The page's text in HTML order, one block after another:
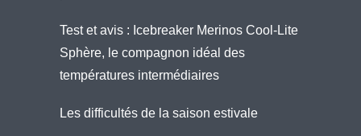
Test et avis : Icebreaker Merinos Cool-Lite
Sphère, le compagnon idéal des
températures intermédiaires
Les difficultés de la saison estivale